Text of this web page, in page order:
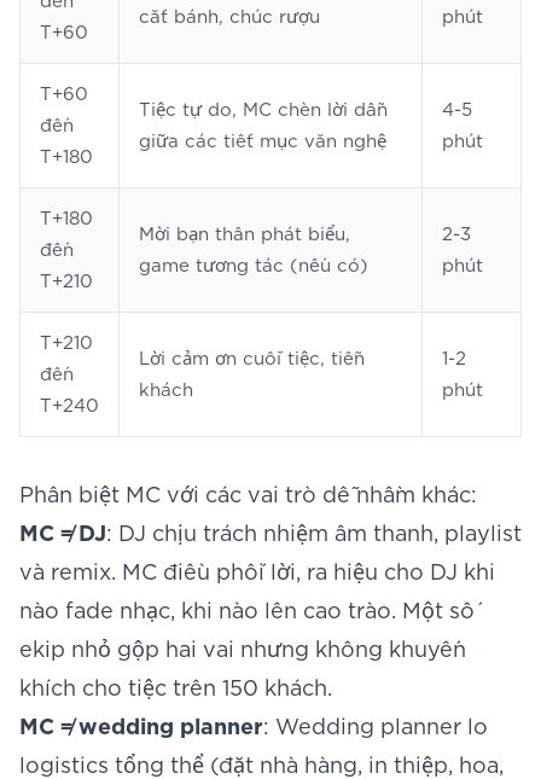
T+60
cắt bánh, chúc rượu phút
T+60
đến
T+180
Tiệc tự do, MC chèn lời dẫn
giữa các tiết mục văn nghệ
4-5
phút
T+180
đến
T+210
Mời bạn thân phát biểu,
game tương tác (nếu có)
2-3
phút
T+210
đến
T+240
Lời cảm ơn cuối tiệc, tiễn
khách
1-2
phút
Phân biệt MC với các vai trò dễ nhầm khác:
MC ≠ DJ: DJ chịu trách nhiệm âm thanh, playlist
và remix. MC điều phối lời, ra hiệu cho DJ khi
nào fade nhạc, khi nào lên cao trào. Một số
ekip nhỏ gộp hai vai nhưng không khuyến
khích cho tiệc trên 150 khách.
MC ≠ wedding planner: Wedding planner lo
logistics tổng thể (đặt nhà hàng, in thiệp, hoa,